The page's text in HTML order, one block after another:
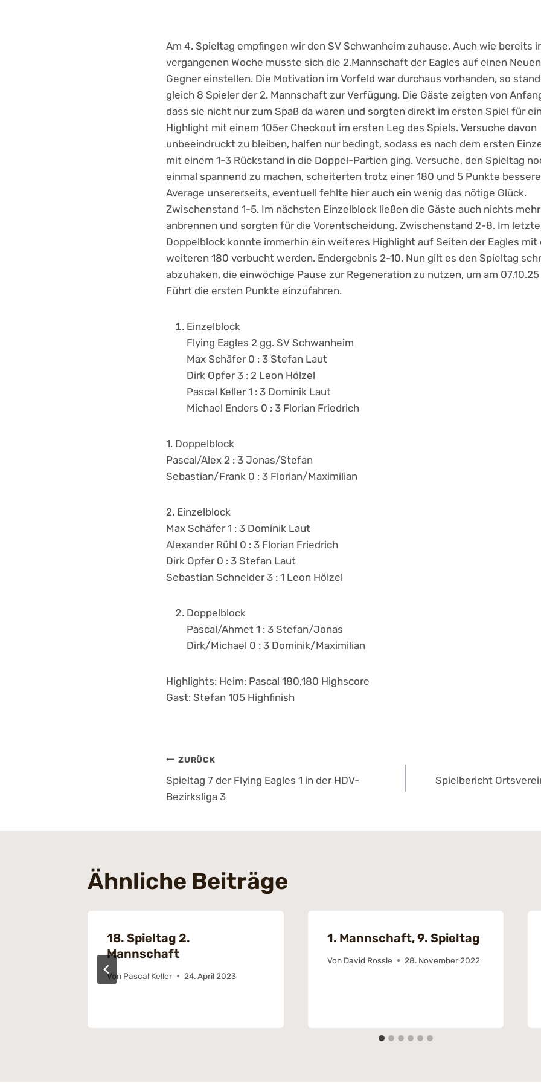
Am 4. Spieltag empfingen wir den SV Schwanheim zuhause. Auch wie bereits
vergangenen Woche musste sich die 2.Mannschaft der Eagles auf einen Neuen
Gegner einstellen. Die Motivation im Vorfeld war durchaus vorhanden, so
gleich 8 Spieler der 2. Mannschaft zur Verfügung. Die Gäste zeigten von
dass sie nicht nur zum Spaß da waren und sorgten direkt im ersten Spiel für
Highlight mit einem 105er Checkout im ersten Leg des Spiels. Versuche davon
unbeeindruckt zu bleiben, halfen nur bedingt, sodass es nach dem ersten
mit einem 1-3 Rückstand in die Doppel-Partien ging. Versuche, den Spieltag
einmal spannend zu machen, scheiterten trotz einer 180 und 5 Punkte
Average unsererseits, eventuell fehlte hier auch ein wenig das nötige Glück.
Zwischenstand 1-5. Im nächsten Einzelblock ließen die Gäste auch nichts mehr
anbrennen und sorgten für die Vorentscheidung. Zwischenstand 2-8. Im
Doppelblock konnte immerhin ein weiteres Highlight auf Seiten der Eagles mit
weiteren 180 verbucht werden. Endergebnis 2-10. Nun gilt es den Spieltag
abzuhaken, die einwöchige Pause zur Regeneration zu nutzen, um am
Führt die ersten Punkte einzufahren.
Einzelblock
Flying Eagles 2 gg. SV Schwanheim
Max Schäfer 0 : 3 Stefan Laut
Dirk Opfer 3 : 2 Leon Hölzel
Pascal Keller 1 : 3 Dominik Laut
Michael Enders 0 : 3 Florian Friedrich
1. Doppelblock
Pascal/Alex 2 : 3 Jonas/Stefan
Sebastian/Frank 0 : 3 Florian/Maximilian
2. Einzelblock
Max Schäfer 1 : 3 Dominik Laut
Alexander Rühl 0 : 3 Florian Friedrich
Dirk Opfer 0 : 3 Stefan Laut
Sebastian Schneider 3 : 1 Leon Hölzel
Doppelblock
Pascal/Ahmet 1 : 3 Stefan/Jonas
Dirk/Michael 0 : 3 Dominik/Maximilian
Highlights: Heim: Pascal 180,180 Highscore
Gast: Stefan 105 Highfinish
Beitragsnavigation
ZURÜCK
Spieltag 7 der Flying Eagles 1 in der HDV-
Bezirksliga 3
Spielbericht
Ähnliche Beiträge
18. Spieltag 2.
Mannschaft
Von Pascal Keller 24. April 2023
1. Mannschaft, 9. Spieltag
Von David Rossle 28. November 2022